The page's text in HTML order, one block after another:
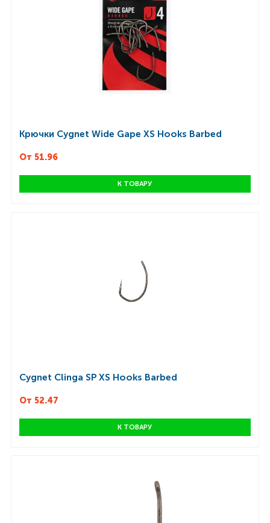
Крючки Cygnet Wide Gape XS Hooks Barbed
От 51.96
К ТОВАРУ
Cygnet Clinga SP XS Hooks Barbed
От 52.47
К ТОВАРУ